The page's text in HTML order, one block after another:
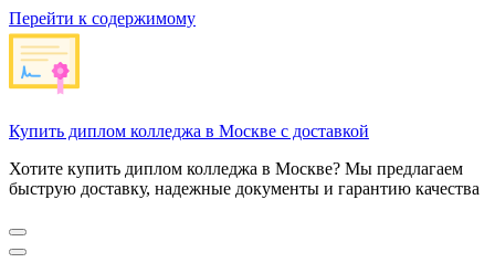
Перейти к содержимому
Купить диплом колледжа в Москве с доставкой
Хотите купить диплом колледжа в Москве? Мы предлагаем
быструю доставку, надежные документы и гарантию качества